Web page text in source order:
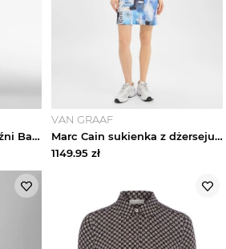
Replay Spodnie Mężczyźni Bawełna szary
VAN GRAAF
Marc Cain sukienka z dżerseju Kobiety niebieski
1149.95 zł